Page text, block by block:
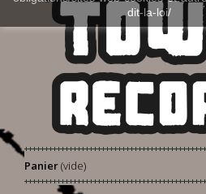
dit-la-loi/
Panier(vide)